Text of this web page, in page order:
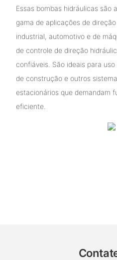
Essas bombas hidráulicas são
gama de aplicações de
industrial, automotivo e de
de controle de direção
confiáveis. São ideais para
de construção e outros
estacionários que demandam
eficiente.